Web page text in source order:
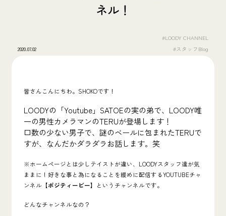
ネル！
2020.07.02
#LOODY CHANNEL
#スタッフBlog
皆さんこんにちわ。SHOKOです！
LOODYの「Youtube」SATOEの実の弟で、LOODY唯
一の男性カメラマンのTERUが登場します！
口数の少ない男子で、謎のベールに包まれたTERUで
すが、なんだかダラダラお話します。笑
※ホームページとは少しテイストが違い、LOODYスタッフ達が気
ままに！好きな事と為になることを緩めに配信するYOUTUBEチャ
ンネル 【ポジティービー】 というチャンネルです。
どんなチャンネルなの？